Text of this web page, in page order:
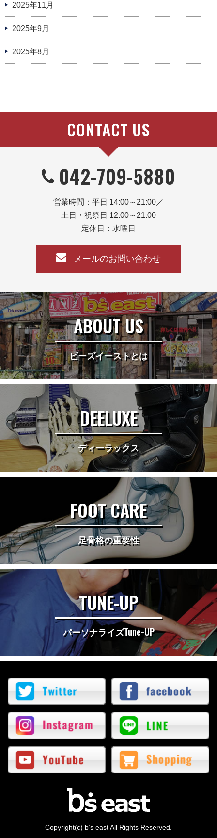
2025年11月
2025年9月
2025年8月
CONTACT US
042-709-5880
営業時間：平日 14:00～21:00／
土日・祝祭日 12:00～21:00
定休日：水曜日
メールのお問い合わせ
ABOUT US
ビーズイーストとは
DEELUXE
ディーラックス
FOOT CARE
足骨格の重要性
TUNE-UP
パーソナライズTune-UP
Copyright(c) b’s east All Rights Reserved.